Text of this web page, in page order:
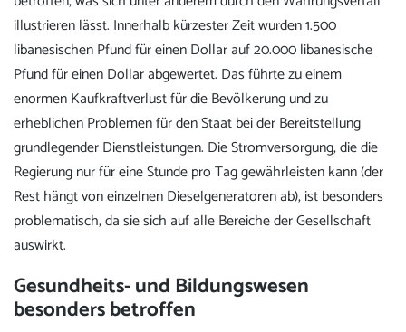
illustrieren lässt. Innerhalb kürzester Zeit wurden 1.500
libanesischen Pfund für einen Dollar auf 20.000 libanesische
Pfund für einen Dollar abgewertet. Das führte zu einem
enormen Kaufkraftverlust für die Bevölkerung und zu
erheblichen Problemen für den Staat bei der Bereitstellung
grundlegender Dienstleistungen. Die Stromversorgung, die die
Regierung nur für eine Stunde pro Tag gewährleisten kann (der
Rest hängt von einzelnen Dieselgeneratoren ab), ist besonders
problematisch, da sie sich auf alle Bereiche der Gesellschaft
auswirkt.
Gesundheits- und Bildungswesen
besonders betroffen